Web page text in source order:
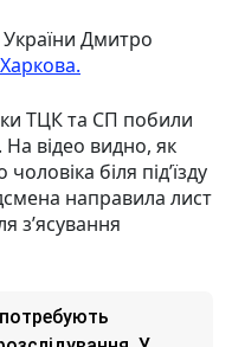
Дмитро
ТЦК та СП побили
На відео видно, як
біля підʼїзду
направила лист
зʼясування